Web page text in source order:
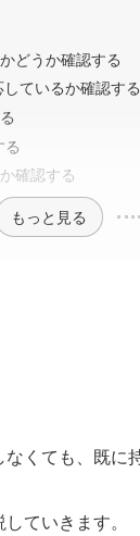
どうか確認する
ているか確認する
確認する
もっと見る
くても、既に
ていきます。